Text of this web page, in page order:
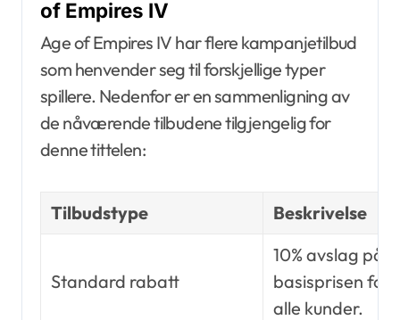
of Empires IV
Age of Empires IV har flere kampanjetilbud
som henvender seg til forskjellige typer
spillere. Nedenfor er en sammenligning av
de nåværende tilbudene tilgjengelig for
denne tittelen:
Tilbudstype Beskrivelse
Standard rabatt
10% avslag på
basisprisen for
alle kunder.